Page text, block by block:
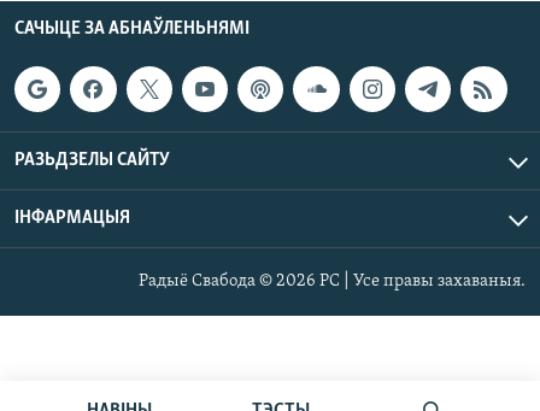
САЧЫЦЕ ЗА АБНАЎЛЕНЬНЯМІ
РАЗЬДЗЕЛЫ САЙТУ
ІНФАРМАЦЫЯ
Радыё Свабода © 2026 РС | Усе правы захаваныя.